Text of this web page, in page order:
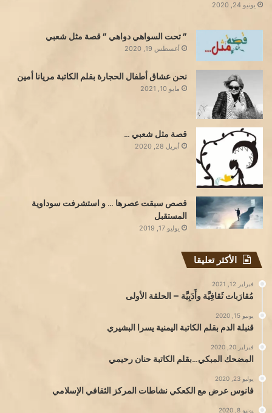
يونيو 24, 2020
” تحت السواهي دواهي ” قصة مثل شعبي
أغسطس 19, 2020
نحن عشاق أطفال الحجارة بقلم الكاتبة مريانا أمين
مايو 10, 2021
قصة مثل شعبي …
أبريل 28, 2020
قصص سبقت عصرها … و استشرفت سوداوية
المستقبل
يوليو 17, 2019
الأكثر تعليقا
فبراير 12, 2021
مُقارَبات ثَقافِيَّة وأَدَبِيَّة – الحلقة الأولى
يونيو 15, 2020
قنبلة الدم بقلم الكاتبة اليمنية يسرا البشيري
فبراير 20, 2020
المضحك المبكي…بقلم الكاتبة حنان رحيمي
يوليو 23, 2020
فانوس عرض مع الكعكي نشاطات المركز الثقافي الإسلامي
يونيو 8, 2020